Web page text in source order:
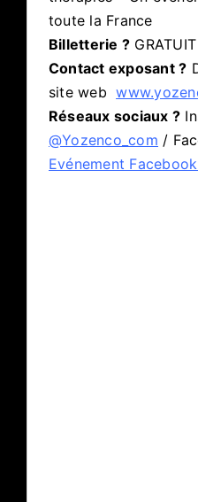
toute la France
Billetterie ? GRATUIT
Contact exposant ?
site web
Réseaux sociaux ?
@Yozenco_com /
Evénement Facebook